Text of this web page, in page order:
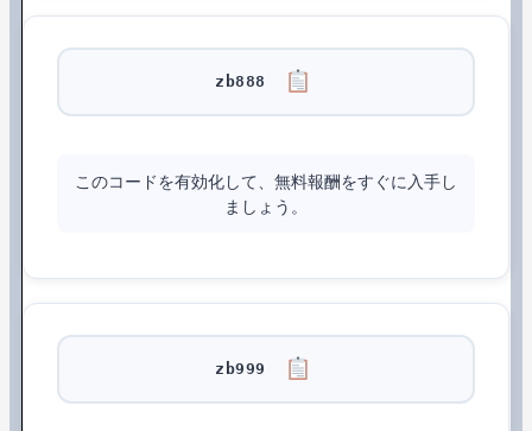
zb888
このコードを有効化して、無料報酬をすぐに入手し
ましょう。
zb999